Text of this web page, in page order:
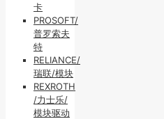
卡
PROSOFT/
普罗索夫
特
RELIANCE/
瑞联/模块
REXROTH
/力士乐/
模块驱动